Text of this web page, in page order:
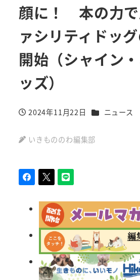
顔に！ 本の力で
ァシリティドッグ
開始（シャイン
ッズ）
投稿日
2024年11月22日 カテゴリー
ニュース
いきもののわ編集部